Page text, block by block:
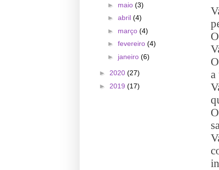
a
► maio(3)
►abril(4)
► março(4)
►fevereiro(4)
► janeiro(6)
► 2020(27)
► 2019(17)